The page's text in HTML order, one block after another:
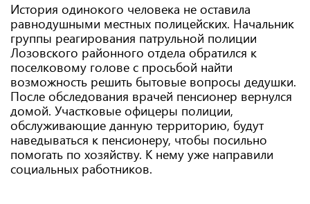
История одинокого человека не оставила
равнодушными местных полицейских. Начальник
группы реагирования патрульной полиции
Лозовского районного отдела обратился к
поселковому голове с просьбой найти
возможность решить бытовые вопросы дедушки.
После обследования врачей пенсионер вернулся
домой. Участковые офицеры полиции,
обслуживающие данную территорию, будут
наведываться к пенсионеру, чтобы посильно
помогать по хозяйству. К нему уже направили
социальных работников.